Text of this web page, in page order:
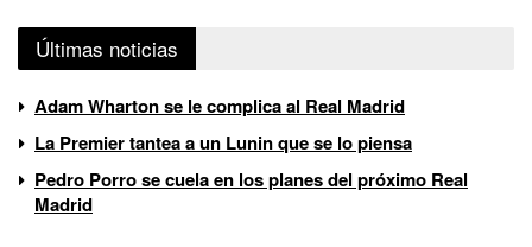
Últimas noticias
Adam Wharton se le complica al Real Madrid
La Premier tantea a un Lunin que se lo piensa
Pedro Porro se cuela en los planes del próximo Real
Madrid